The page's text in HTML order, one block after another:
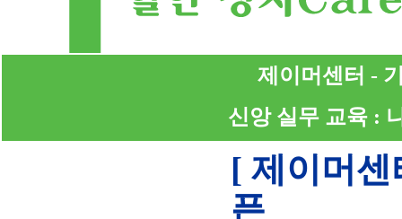
제이머센터 -
신앙 실무 교육 :
[ 제이머센
픈